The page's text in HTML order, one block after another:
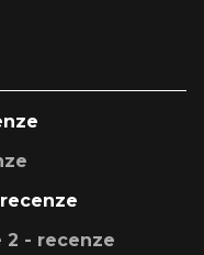
2 - recenze